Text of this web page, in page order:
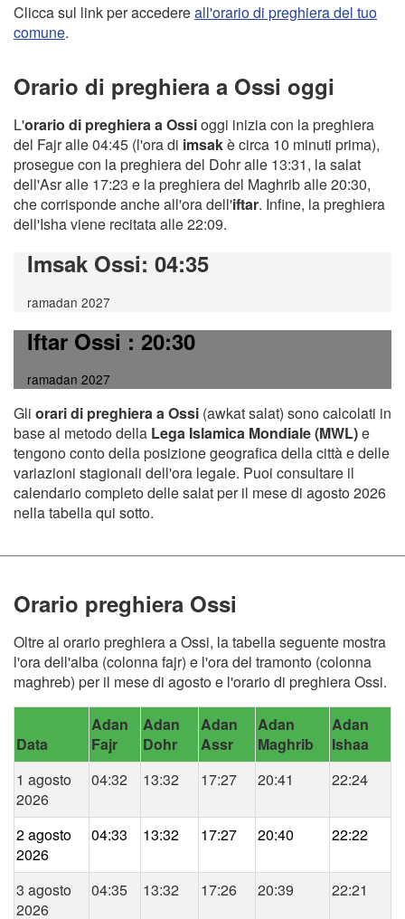
Clicca sul link per accedereall'orario di preghiera del tuo
comune.
Orario di preghiera a Ossi oggi
L'orario di preghiera a Ossioggi inizia con la preghiera
del Fajr alle 04:45 (l'ora di imsakè circa 10 minuti prima),
prosegue con la preghiera del Dohr alle 13:31, la salat
dell'Asr alle 17:23 e la preghiera del Maghrib alle 20:30,
che corrisponde anche all'ora dell'iftar. Infine, la preghiera
dell'Isha viene recitata alle 22:09.
Imsak Ossi: 04:35
ramadan 2027
Iftar Ossi: 20:30
ramadan 2027
Gli orari di preghiera a Ossi (awkat salat) sono calcolati in
base al metodo della Lega Islamica Mondiale (MWL)e
tengono conto della posizione geografica della città e delle
variazioni stagionali dell'ora legale. Puoi consultare il
calendario completo delle salat per il mese di agosto 2026
nella tabella qui sotto.
Orario preghiera Ossi
Oltre al orario preghiera a Ossi, la tabella seguente mostra
l'ora dell'alba (colonna fajr) e l'ora del tramonto (colonna
maghreb) per il mese di agosto e l'orario di preghiera Ossi.
Data
Adan
Fajr
Adan
Dohr
Adan
Assr
Adan
Maghrib
Adan
Ishaa
1 agosto
2026
04:32 13:32 17:27 20:41 22:24
2 agosto
2026
04:33 13:32 17:27 20:40 22:22
3 agosto
2026
04:35 13:32 17:26 20:39 22:21